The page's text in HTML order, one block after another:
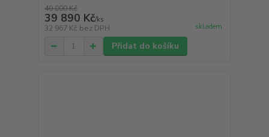
40 000 Kč
39 890 Kč/ks
32 967 Kč bez DPH skladem
Přidat do košíku